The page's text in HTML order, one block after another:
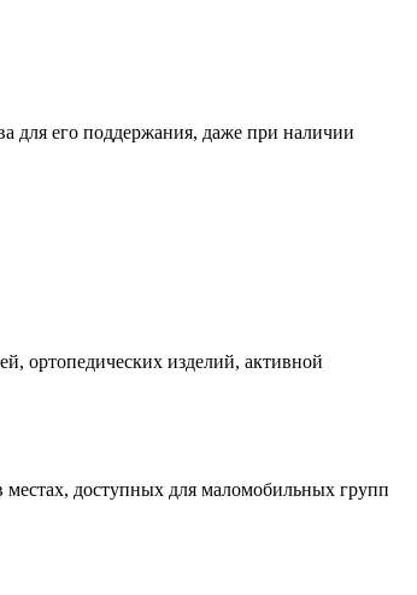
для его поддержания, даже при наличии
ортопедических изделий, активной
доступных для маломобильных групп